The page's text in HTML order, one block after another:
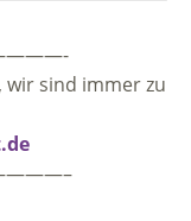
, wir sind immer zu